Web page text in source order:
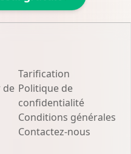
de
Tarification
Politique de
confidentialité
Conditions générales
Contactez-nous